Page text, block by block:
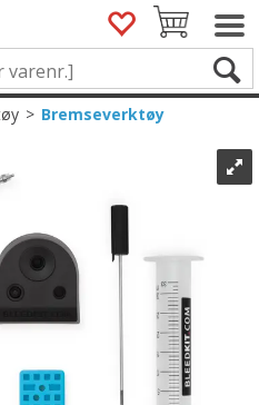
>Bremseverktøy